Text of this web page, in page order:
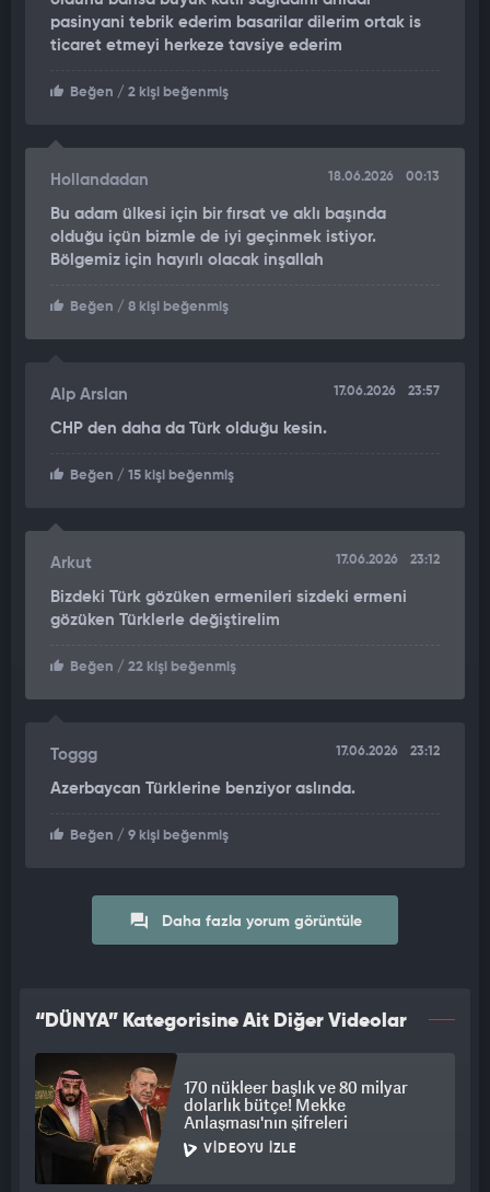
olarak görmüyorum" diyor.
pasinyani tebrik ederim basarilar dilerim ortak is
ticaret etmeyi herkeze tavsiye ederim
Beğen / 2 kişi beğenmiş
Hollandadan 18.06.2026 00:13
Bu adam ülkesi için bir fırsat ve aklı başında
olduğu içün bizmle de iyi geçinmek istiyor.
Bölgemiz için hayırlı olacak inşallah
Beğen / 8 kişi beğenmiş
Alp Arslan 17.06.2026 23:57
CHP den daha da Türk olduğu kesin.
Beğen / 15 kişi beğenmiş
Arkut 17.06.2026 23:12
Bizdeki Türk gözüken ermenileri sizdeki ermeni
gözüken Türklerle değiştirelim
Beğen / 22 kişi beğenmiş
Toggg 17.06.2026 23:12
Azerbaycan Türklerine benziyor aslında.
Beğen / 9 kişi beğenmiş
Daha fazla yorum görüntüle
“DÜNYA” Kategorisine Ait Diğer Videolar
170 nükleer başlık ve 80 milyar
dolarlık bütçe! Mekke
Anlaşması'nın şifreleri
VIDEOYU İZLE